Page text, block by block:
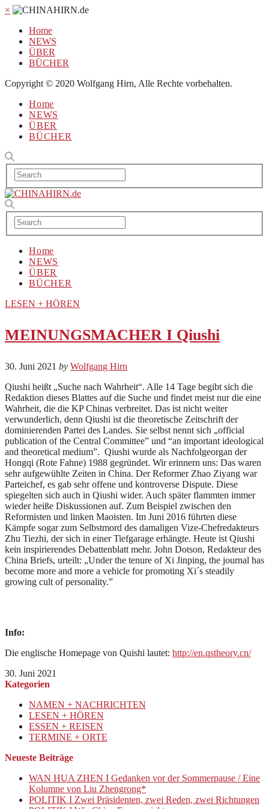
×
Home
NEWS
ÜBER
BÜCHER
Copyright © 2020 Wolfgang Hirn, Alle Rechte vorbehalten.
Home
NEWS
ÜBER
BÜCHER
Home
NEWS
ÜBER
BÜCHER
LESEN + HÖREN
MEINUNGSMACHER I Qiushi
30. Juni 2021 by Wolfgang Hirn
Qiushi heißt „Suche nach Wahrheit“. Alle 14 Tage begibt sich die
Redaktion dieses Blattes auf die Suche und findet meist nur die eine
Wahrheit, die die KP Chinas verbreitet. Das ist nicht weiter
verwunderlich, denn Qiushi ist die theoretische Zeitschrift der
dominierenden Partei des Landes. Sie selbst nennt sich „official
publication of the Central Committee” und “an important ideological
and theoretical medium”. Qiushi wurde als Nachfolgeorgan der
Hongqi (Rote Fahne) 1988 gegründet. Wir erinnern uns: Das waren
sehr aufgewühlte Zeiten in China. Der Reformer Zhao Ziyang war
Parteichef, es gab sehr offene und kontroverse Dispute. Diese
spiegelten sich auch in Qiushi wider. Auch später flammten immer
wieder heiße Diskussionen auf. Zum Beispiel zwischen den
Reformisten und linken Maoisten. Im Juni 2016 führten diese
Kämpfe sogar zum Selbstmord des damaligen Vize-Chefredakteurs
Zhu Tiezhi, der sich in einer Tiefgarage erhängte. Heute ist Qiushi
kein inspirierendes Debattenblatt mehr. John Dotson, Redakteur des
China Briefs, urteilt: „Under the tenure of Xi Jinping, the journal has
become more and more a vehicle for promoting Xi´s steadily
growing cult of personality.”
Info:
Die englische Homepage von Quishi lautet: http://en.qstheory.cn/
30. Juni 2021
Kategorien
NAMEN + NACHRICHTEN
LESEN + HÖREN
ESSEN + REISEN
TERMINE + ORTE
Neueste Beiträge
WAN HUA ZHEN I Gedanken vor der Sommerpause / Eine
Kolumne von Liu Zhengrong*
POLITIK I Zwei Präsidenten, zwei Reden, zwei Richtungen